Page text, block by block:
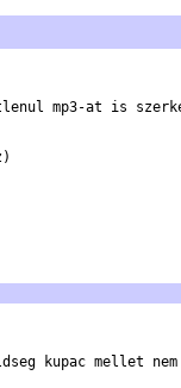
mp3-at is
kupac mellet